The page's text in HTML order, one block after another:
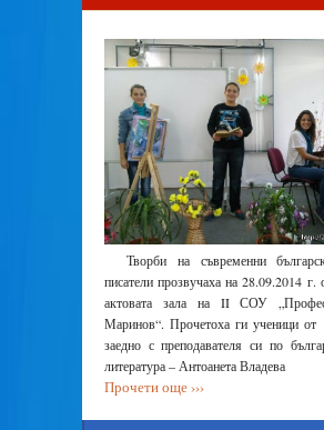
Творби на съвременни
писатели прозвучаха на 28.09.2014
актовата зала на II СОУ
Маринов“. Прочетоха ги ученици
заедно с преподавателя си по
литература – Антоанета Владева
Прочети още ›››